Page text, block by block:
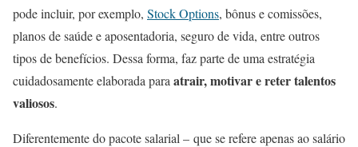
pode incluir, por exemplo, Stock Options, bônus e comissões,
planos de saúde e aposentadoria, seguro de vida, entre outros
tipos de benefícios. Dessa forma, faz parte de uma estratégia
cuidadosamente elaborada para atrair, motivar e reter talentos
valiosos.
Diferentemente do pacote salarial – que se refere apenas ao salário